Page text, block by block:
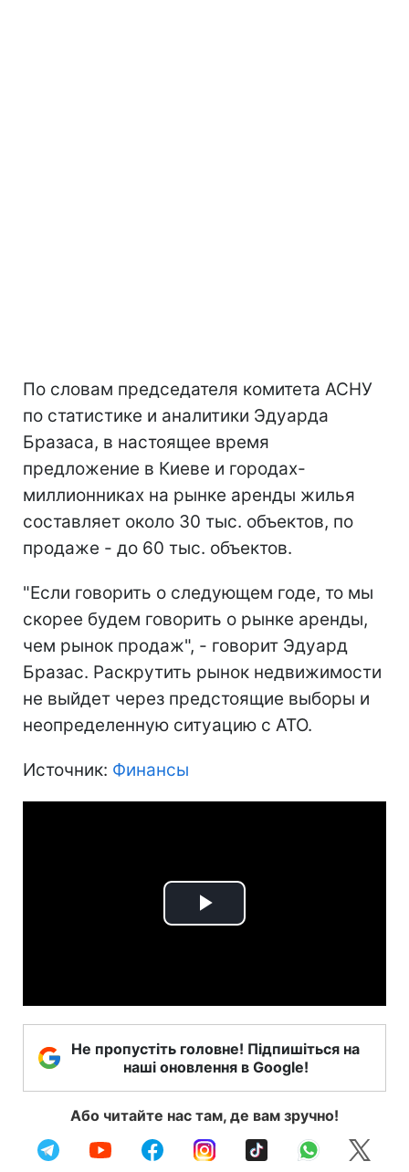
По словам председателя комитета АСНУ
по статистике и аналитики Эдуарда
Бразаса, в настоящее время
предложение в Киеве и городах-
миллионниках на рынке аренды жилья
составляет около 30 тыс. объектов, по
продаже - до 60 тыс. объектов.
"Если говорить о следующем годе, то мы
скорее будем говорить о рынке аренды,
чем рынок продаж", - говорит Эдуард
Бразас. Раскрутить рынок недвижимости
не выйдет через предстоящие выборы и
неопределенную ситуацию с АТО.
Источник: Финансы
Play
Не пропустіть головне! Підпишіться на
наші оновлення в Google!
Або читайте нас там, де вам зручно!